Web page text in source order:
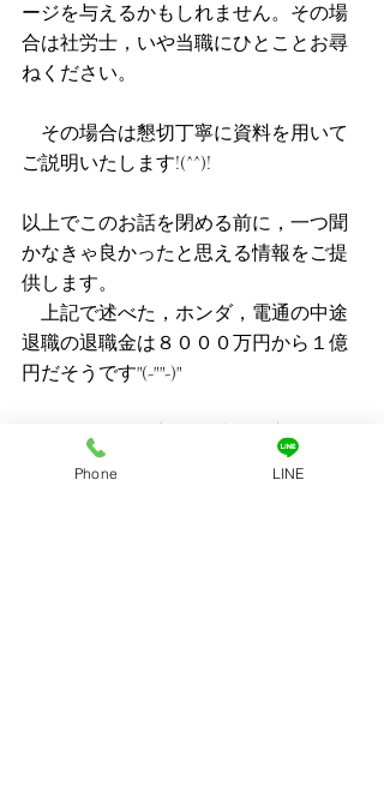
ージを与えるかもしれません。その場
合は社労士，いや当職にひとことお尋
ねください。
その場合は懇切丁寧に資料を用いて
ご説明いたします!(^^)!
以上でこのお話を閉める前に，一つ聞
かなきゃ良かったと思える情報をご提
供します。
上記で述べた，ホンダ，電通の中途
退職の退職金は８０００万円から１億
円だそうです"(-""-)"
それではまた新しい情報が入り次
第，お知らせします( ^^) _U~~
Phone LINE